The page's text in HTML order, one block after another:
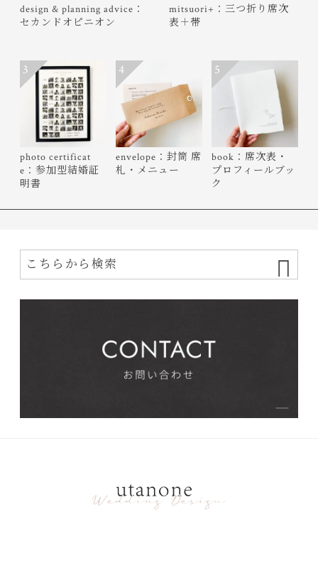
design & planning advice：
セカンドオピニオン
mitsuori+：三つ折り席次
表＋帯
photo certificat
e：参加型結婚証
明書
3
envelope：封筒 席
札・メニュー
4
book：席次表・
プロフィールブッ
ク
5